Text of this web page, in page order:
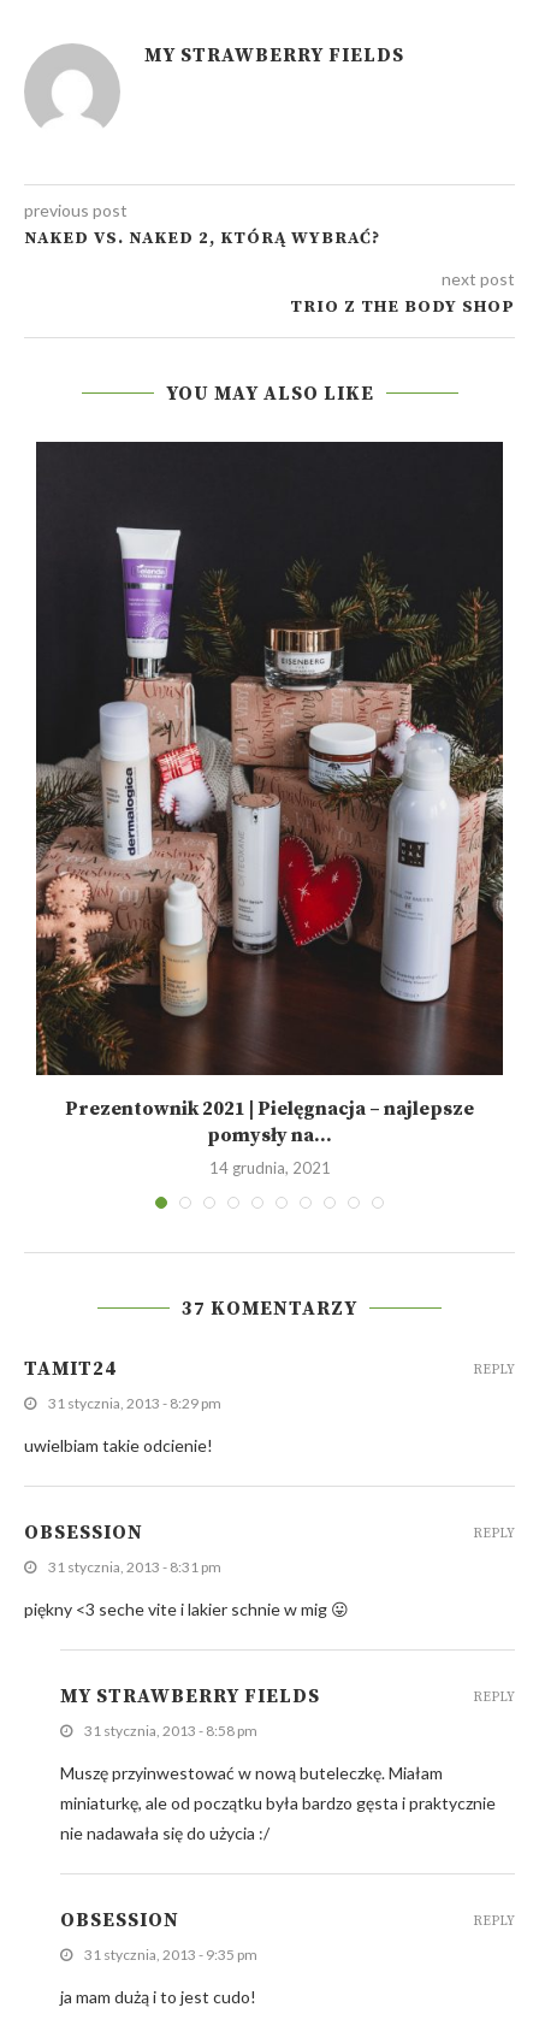
MY STRAWBERRY FIELDS
previous post
NAKED VS. NAKED 2, KTÓRĄ WYBRAĆ?
next post
TRIO Z THE BODY SHOP
YOU MAY ALSO LIKE
Prezentownik 2021 | Pielęgnacja – najlepsze
pomysły na...
14 grudnia, 2021
37 KOMENTARZY
TAMIT24
31 stycznia, 2013 - 8:29 pm
uwielbiam takie odcienie!
REPLY
OBSESSION
31 stycznia, 2013 - 8:31 pm
piękny <3 seche vite i lakier schnie w mig 😛
REPLY
MY STRAWBERRY FIELDS
31 stycznia, 2013 - 8:58 pm
Muszę przyinwestować w nową buteleczkę. Miałam
miniaturkę, ale od początku była bardzo gęsta i praktycznie
nie nadawała się do użycia :/
REPLY
OBSESSION
31 stycznia, 2013 - 9:35 pm
ja mam dużą i to jest cudo!
REPLY